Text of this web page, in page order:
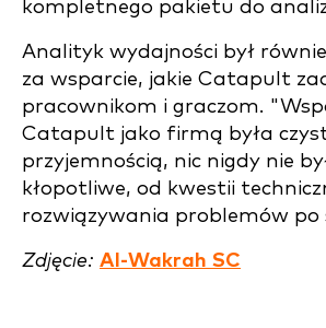
kompletnego pakietu do
Analityk wydajności był
za wsparcie, jakie Catapult
pracownikom i graczom.
Catapult jako firmą była
przyjemnością, nic nigdy nie
kłopotliwe, od kwestii
rozwiązywania problemów po
Zdjęcie: Al-Wakrah SC